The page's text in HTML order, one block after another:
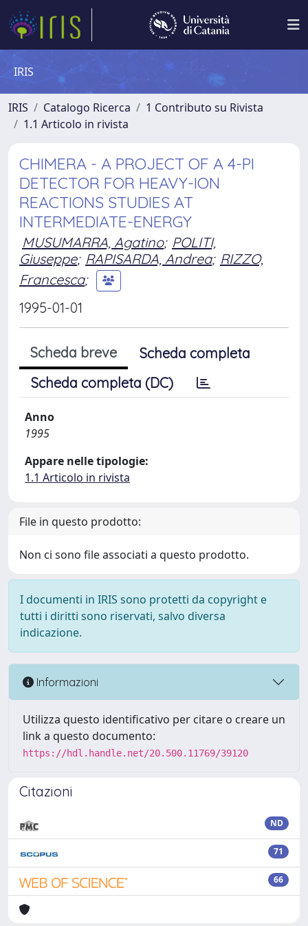
IRIS
IRIS Catalogo Ricerca
1 Contributo su Rivista
1.1 Articolo in rivista
CHIMERA - A PROJECT OF A 4-PI
DETECTOR FOR HEAVY-ION
REACTIONS STUDIES AT
INTERMEDIATE-ENERGY
MUSUMARRA, Agatino; POLITI,
Giuseppe; RAPISARDA, Andrea; RIZZO,
Francesca;
1995-01-01
Scheda breve
Scheda completa
Scheda completa (DC)
Anno
1995
Appare nelle tipologie:
1.1 Articolo in rivista
File in questo prodotto:
Non ci sono file associati a questo prodotto.
I documenti in IRIS sono protetti da copyright e
tutti i diritti sono riservati, salvo diversa
indicazione.
Informazioni
Utilizza questo identificativo per citare o creare un
link a questo documento:
https://hdl.handle.net/20.500.11769/39120
Citazioni
ND
71
66